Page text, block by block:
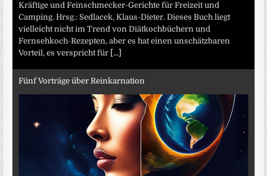
Kräftige und Feinschmecker-Gerichte für Freizeit und
Camping. Hrsg.: Sedlacek, Klaus-Dieter. Dieses Buch liegt
vielleicht nicht im Trend von Diätkochbüchern und
Fernsehkoch-Rezepten, aber es hat einen unschätzbaren
Vorteil, es verspricht für [...]
Fünf Vorträge über Reinkarnation